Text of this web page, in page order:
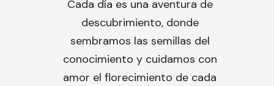
Cada día es una aventura de
descubrimiento, donde
sembramos las semillas del
conocimiento y cuidamos con
amor el florecimiento de cada